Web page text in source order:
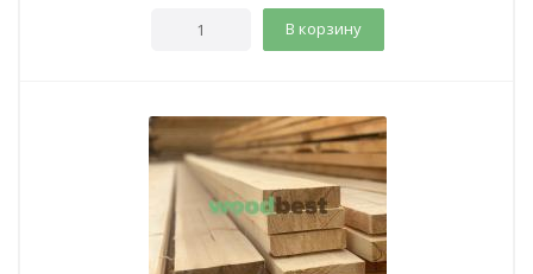
В корзину